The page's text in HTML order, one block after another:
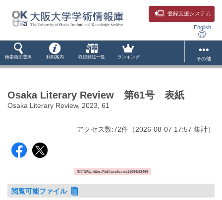
登録支援システム
English
検索画面選択 利用案内 収録雑誌一覧 ランキング その他
Osaka Literary Review 第61号 表紙
Osaka Literary Review, 2023, 61
アクセス数:72件 （2026-08-07 17:57 集計）
固定URL: https://hdl.handle.net/11094/92469
閲覧可能ファイル